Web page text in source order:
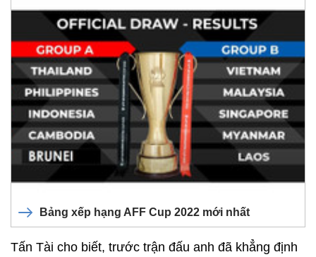
Bảng xếp hạng AFF Cup 2022 mới nhất
Tấn Tài cho biết, trước trận đấu anh đã khẳng định